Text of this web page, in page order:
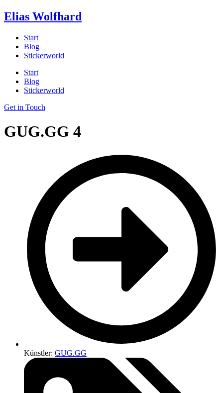
Zum
Inhalt
Elias Wolfhard
Start
Blog
Stickerworld
Start
Blog
Stickerworld
Get in Touch
GUG.GG 4
Künstler: GUG.GG